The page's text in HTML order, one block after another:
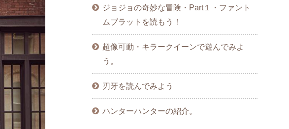
ジョジョの奇妙な冒険・Part１・ファント
ムブラットを読もう！
超像可動・キラークイーンで遊んでみよ
う。
刃牙を読んでみよう
ハンターハンターの紹介。